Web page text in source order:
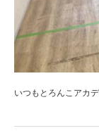
いつもとろんこアカ